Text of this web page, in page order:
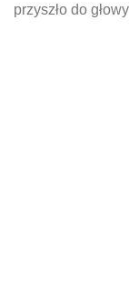
przyszło do